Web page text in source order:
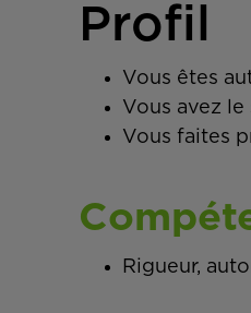
Profil
Vous êtes
Vous avez le
Vous faites
Rigueur,